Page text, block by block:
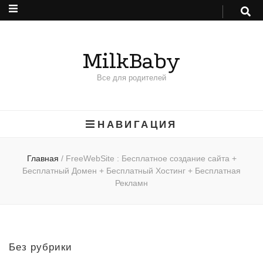
MilkBaby
Все для родителей
НАВИГАЦИЯ
Главная / FreeWebSite : Бесплатное создание сайта +
Бесплатный Домен + Бесплатный Хостинг + Бесплатная
Рекламн
Без рубрики